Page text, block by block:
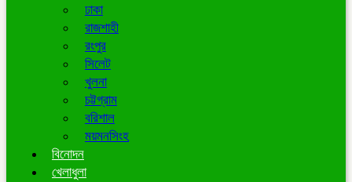
ঢাকা
রাজশাহী
রংপুর
সিলেট
খুলনা
চট্টগ্রাম
বরিশাল
ময়মনসিংহ
বিনোদন
খেলাধুলা